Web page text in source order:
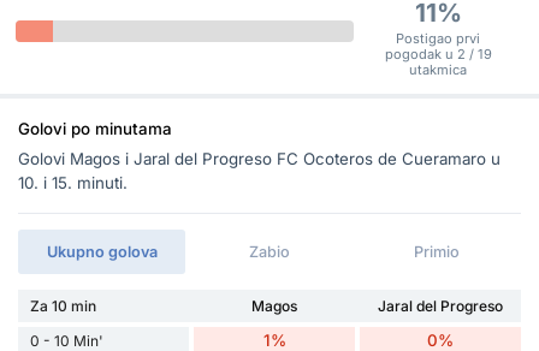
11%
Postigao prvi
pogodak u 2 / 19
utakmica
Golovi po minutama
Golovi Magos i Jaral del Progreso FC Ocoteros de Cueramaro u
10. i 15. minuti.
Ukupno golova Zabio Primio
Za 10 min Magos
Jaral del Progreso
0 - 10 Min'
1% 0%